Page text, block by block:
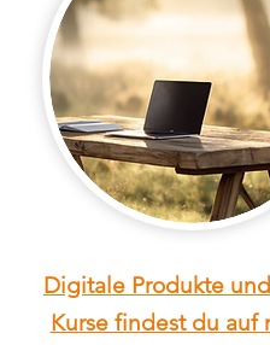
Digitale Produkte
Kurse findest du auf